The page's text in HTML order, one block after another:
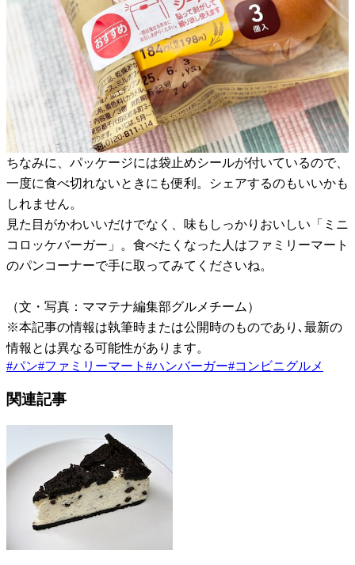
ちなみに、パッケージには袋止めシールが付いているので、
一度に食べ切れないときにも便利。シェアするのもいいかも
しれません。
見た目がかわいいだけでなく、味もしっかりおいしい「ミニ
コロッケバーガー」。食べたくなった人はファミリーマート
のパンコーナーで手に取ってみてくださいね。
（文・写真：ママテナ編集部グルメチーム）
※本記事の情報は執筆時または公開時のものであり､最新の
情報とは異なる可能性があります。
#パン#ファミリーマート #ハンバーガー#コンビニグルメ
関連記事